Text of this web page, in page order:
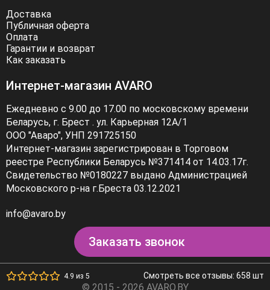
Доставка
Публичная оферта
Оплата
Гарантии и возврат
Как заказать
Интернет-магазин AVARO
Ежедневно с 9.00 до 17.00 по московскому времени
Беларусь, г. Брест . ул. Карьерная 12А/1
ООО "Аваро", УНП 291725150
Интернет-магазин зарегистрирован в Торговом
реестре Республики Беларусь №371414 от 14.03.17г.
Свидетельство №0180227 выдано Администрацией
Московского р-на г.Бреста 03.12.2021
info@avaro.by
Заказать звонок
4.9 из 5 Смотреть все отзывы: 658 шт
© 2015 - 2026 AVARO.BY